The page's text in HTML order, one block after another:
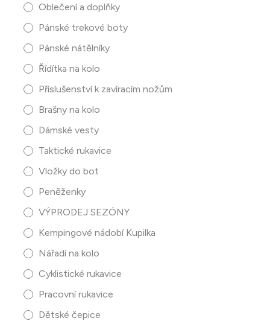
Oblečení a doplňky
Pánské trekové boty
Pánské nátělníky
Řídítka na kolo
Příslušenství k zavíracím nožům
Brašny na kolo
Dámské vesty
Taktické rukavice
Vložky do bot
Peněženky
VÝPRODEJ SEZÓNY
Kempingové nádobí Kupilka
Nářadí na kolo
Cyklistické rukavice
Pracovní rukavice
Dětské čepice